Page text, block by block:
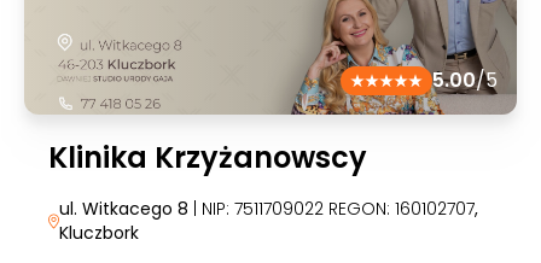
5.00/5
Klinika Krzyżanowscy
ul. Witkacego 8 | NIP: 7511709022 REGON: 160102707,
Kluczbork